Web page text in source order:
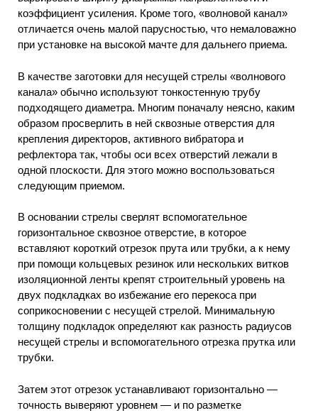
коэффициент усиления. Кроме того, «волновой канал»
отличается очень малой парусностью, что немаловажно
при установке на высокой мачте для дальнего приема.
В качестве заготовки для несущей стрелы «волнового
канала» обычно используют тонкостенную трубу
подходящего диаметра. Многим поначалу неясно, каким
образом просверлить в ней сквозные отверстия для
крепления директоров, активного вибратора и
рефлектора так, чтобы оси всех отверстий лежали в
одной плоскости. Для этого можно воспользоваться
следующим приемом.
В основании стрелы сверлят вспомогательное
горизонтальное сквозное отверстие, в которое
вставляют короткий отрезок прута или трубки, а к нему
при помощи кольцевых резинок или нескольких витков
изоляционной ленты крепят строительный уровень на
двух подкладках во избежание его перекоса при
соприкосновении с несущей стрелой. Минимальную
толщину подкладок определяют как разность радиусов
несущей стрелы и вспомогательного отрезка прутка или
трубки.
Затем этот отрезок устанавливают горизонтально —
точность выверяют уровнем — и по разметке